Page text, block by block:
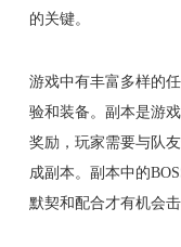
的关键。
游戏中有丰富多样的
验和装备。副本是游
奖励，玩家需要与队
成副本。副本中的
默契和配合才有机会击